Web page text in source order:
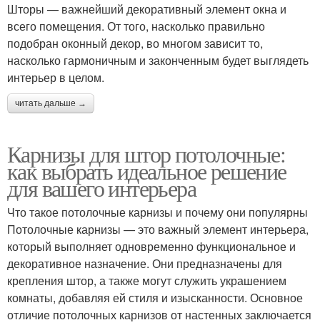
Шторы — важнейший декоративный элемент окна и
всего помещения. От того, насколько правильно
подобран оконный декор, во многом зависит то,
насколько гармоничным и законченным будет выглядеть
интерьер в целом.
читать дальше →
Карнизы для штор потолочные:
как выбрать идеальное решение
для вашего интерьера
Что такое потолочные карнизы и почему они популярны
Потолочные карнизы — это важный элемент интерьера,
который выполняет одновременно функциональное и
декоративное назначение. Они предназначены для
крепления штор, а также могут служить украшением
комнаты, добавляя ей стиля и изысканности. Основное
отличие потолочных карнизов от настенных заключается